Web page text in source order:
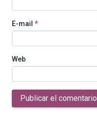
E-mail *
Web
Publicar el comentario